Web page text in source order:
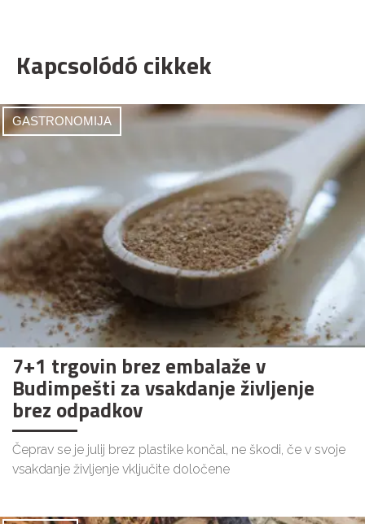
Kapcsolódó cikkek
GASTRONOMIJA
7+1 trgovin brez embalaže v
Budimpešti za vsakdanje življenje
brez odpadkov
Čeprav se je julij brez plastike končal, ne škodi, če v svoje
vsakdanje življenje vključite določene